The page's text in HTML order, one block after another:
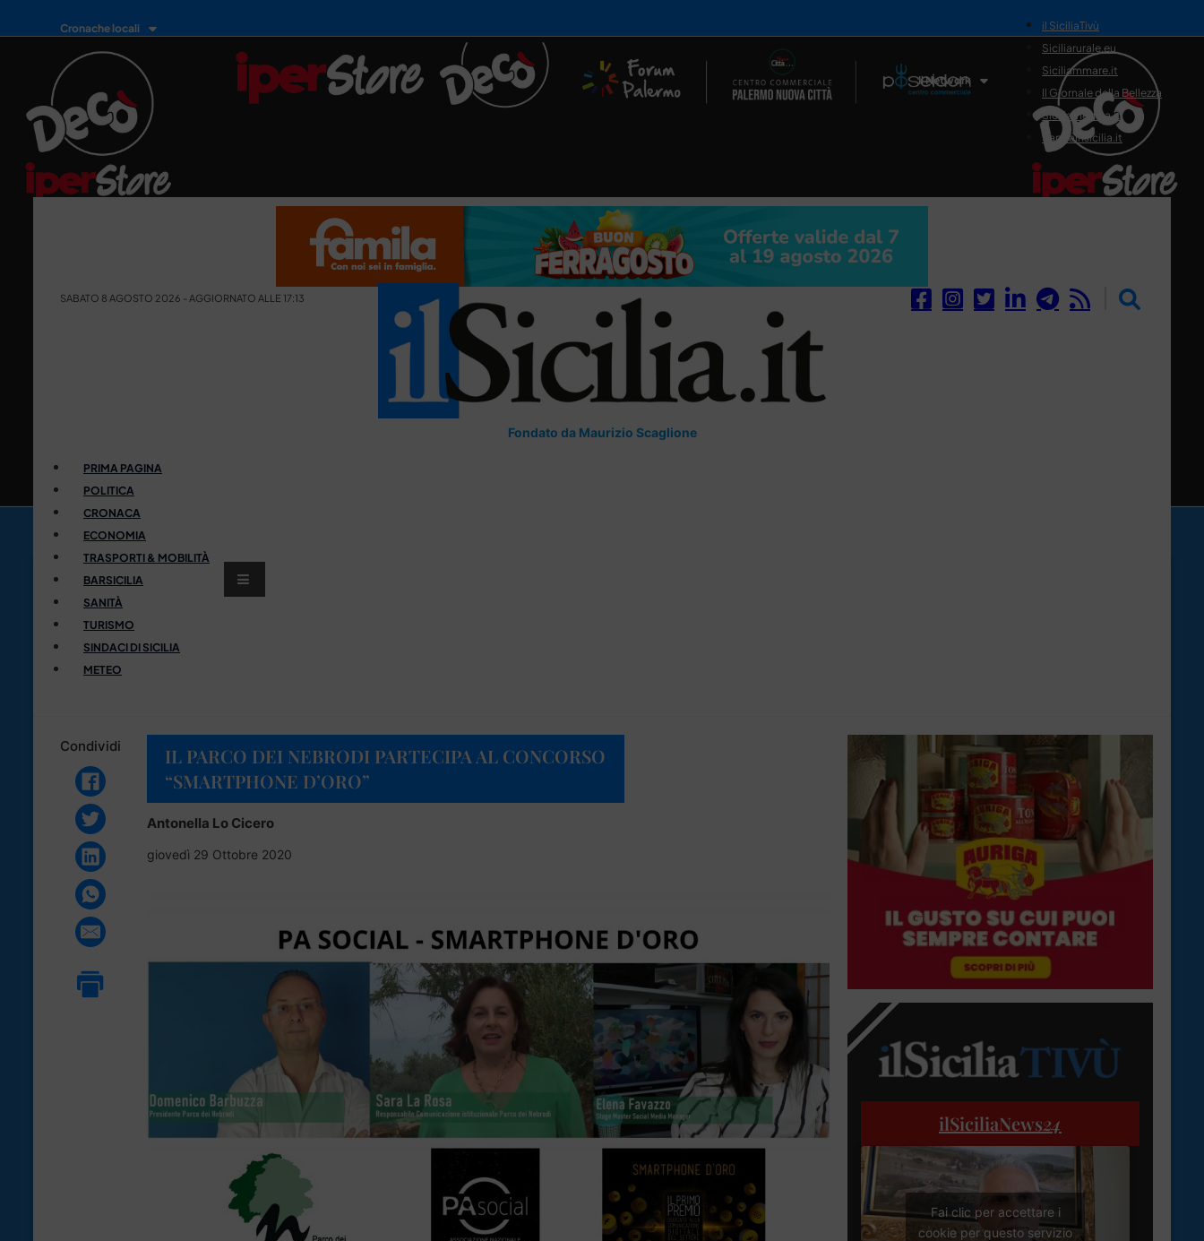
Cronache locali
Il Network
il SiciliaTivù
Siciliarurale.eu
Siciliammare.it
Il Giornale della Bellezza
Siciliamedica.it
Sanitainsicilia.it
SABATO 8 AGOSTO 2026 - AGGIORNATO ALLE 17:13
Fondato da Maurizio Scaglione
PRIMA PAGINA
POLITICA
CRONACA
ECONOMIA
TRASPORTI & MOBILITÀ
BARSICILIA
SANITÀ
TURISMO
SINDACI DI SICILIA
METEO
Condividi
IL PARCO DEI NEBRODI PARTECIPA AL CONCORSO
“SMARTPHONE D’ORO”
Antonella Lo Cicero
giovedì 29 Ottobre 2020
ilSiciliaNews24
Fai clic per accettare i
cookie per questo servizio